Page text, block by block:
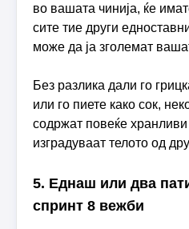
во вашата чинија, ќе
сите тие други
може да ја зголемат
Без разлика дали го
или го пиете како сок,
содржат повеќе
изградуваат телото од
5. Еднаш или два
спринт 8 вежби